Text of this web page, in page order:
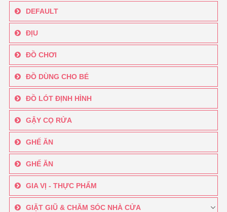
DEFAULT
ĐỊU
ĐỒ CHƠI
ĐỒ DÙNG CHO BÉ
ĐỒ LÓT ĐỊNH HÌNH
GẬY CỌ RỬA
GHẾ ĂN
GHẾ ĂN
GIA VỊ - THỰC PHẨM
GIẶT GIŨ & CHĂM SÓC NHÀ CỬA